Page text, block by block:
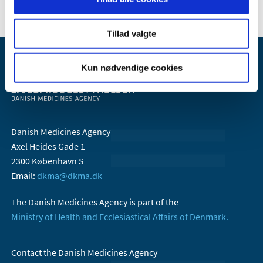
Tillad valgte
Kun nødvendige cookies
Danish Medicines Agency
Axel Heides Gade 1
2300 København S
Email: dkma@dkma.dk
The Danish Medicines Agency is part of the
Ministry of Health and Ecclesiastical Affairs of Denmark.
Contact the Danish Medicines Agency